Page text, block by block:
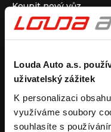
Louda Auto a.s.
uživatelský zážitek
K personalizaci
využíváme soubory
souhlasíte s
Koupit nový vůz
Koupit ojetý vůz
Koupit užitkový vůz
Pronájem
Carsharing
Autopůjčovna
Operativní leasing